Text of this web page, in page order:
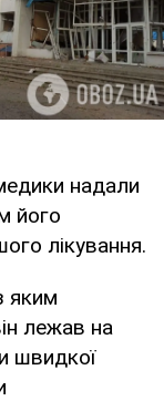
надали
його
лікування.
яким
лежав на
швидкої